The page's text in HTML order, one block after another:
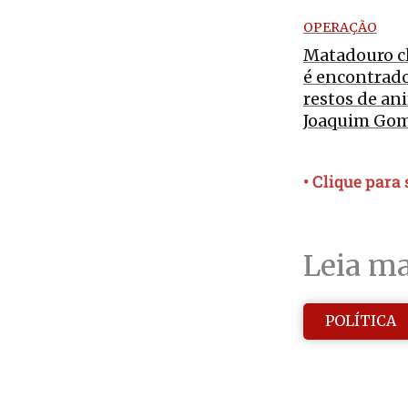
OPERAÇÃO
Matadouro
é
restos de
Joaquim
• Clique
Leia
POLÍTICA